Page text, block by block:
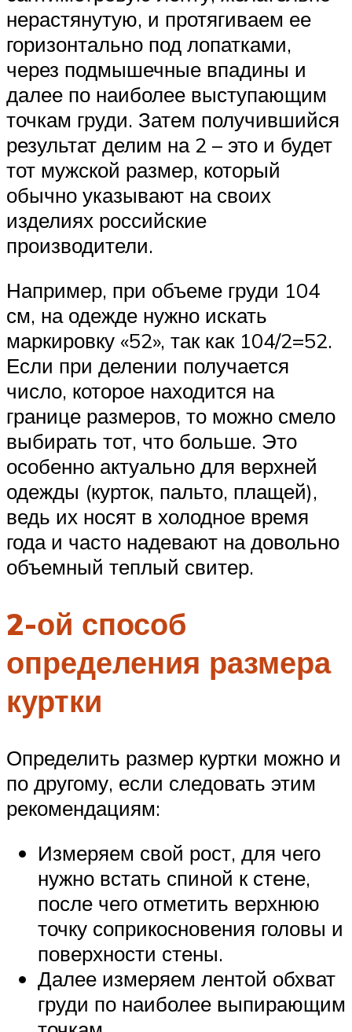
нерастянутую, и протягиваем ее
горизонтально под лопатками,
через подмышечные впадины и
далее по наиболее выступающим
точкам груди. Затем получившийся
результат делим на 2 – это и будет
тот мужской размер, который
обычно указывают на своих
изделиях российские
производители.
Например, при объеме груди 104
см, на одежде нужно искать
маркировку «52», так как 104/2=52.
Если при делении получается
число, которое находится на
границе размеров, то можно смело
выбирать тот, что больше. Это
особенно актуально для верхней
одежды (курток, пальто, плащей),
ведь их носят в холодное время
года и часто надевают на довольно
объемный теплый свитер.
2-ой способ
определения размера
куртки
Определить размер куртки можно и
по другому, если следовать этим
рекомендациям:
Измеряем свой рост, для чего
нужно встать спиной к стене,
после чего отметить верхнюю
точку соприкосновения головы и
поверхности стены.
Далее измеряем лентой обхват
груди по наиболее выпирающим